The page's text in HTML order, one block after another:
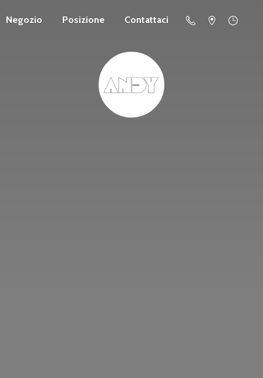
Negozio Posizione Contattaci